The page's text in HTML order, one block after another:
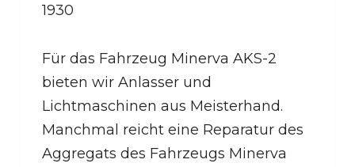
1930
Für das Fahrzeug Minerva AKS-2
bieten wir Anlasser und
Lichtmaschinen aus Meisterhand.
Manchmal reicht eine Reparatur des
Aggregats des Fahrzeugs Minerva